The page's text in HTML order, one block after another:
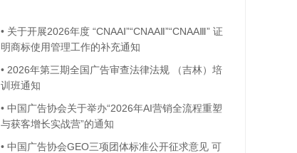
• 关于开展2026年度 “CNAAⅠ”“CNAAⅡ”“CNAAⅢ” 证
明商标使用管理工作的补充通知
• 2026年第三期全国广告审查法律法规 （吉林）培
训班通知
• 中国广告协会关于举办“2026年AI营销全流程重塑
与获客增长实战营”的通知
• 中国广告协会GEO三项团体标准公开征求意见 可